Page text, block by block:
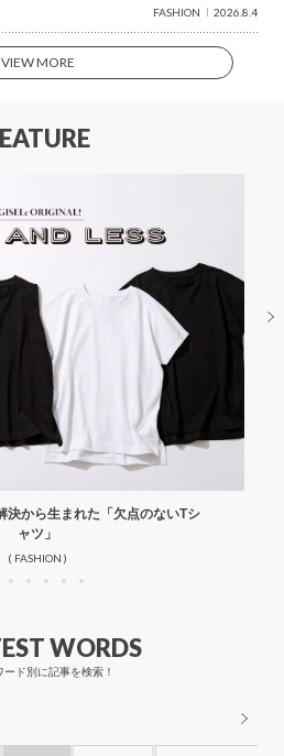
FASHION 2026.8.4
VIEW MORE
決から生まれた「欠点のないTシ
ャツ」
( FASHION )
WORDS
ード別に記事を検索！